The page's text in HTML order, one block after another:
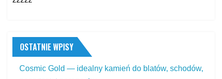
OSTATNIE WPISY
Cosmic Gold — idealny kamień do blatów, schodów,